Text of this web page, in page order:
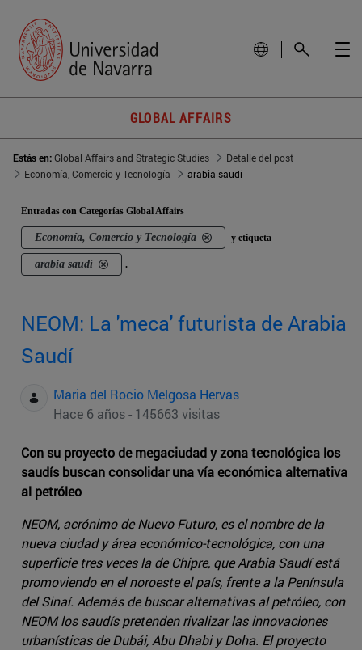
GLOBAL AFFAIRS
Estás en:Global Affairs and Strategic Studies
Detalle del post
Economía, Comercio y Tecnología
arabia saudí
Entradas con Categorías Global Affairs
Economía, Comercio y Tecnología y etiqueta
arabia saudí .
NEOM: La 'meca' futurista de Arabia
Saudí
Maria del Rocio Melgosa Hervas
Hace 6 años - 145663 visitas
Con su proyecto de megaciudad y zona tecnológica los
saudís buscan consolidar una vía económica alternativa
al petróleo
NEOM, acrónimo de Nuevo Futuro, es el nombre de la
nueva ciudad y área económico-tecnológica, con una
superficie tres veces la de Chipre, que Arabia Saudí está
promoviendo en el noroeste el país, frente a la Península
del Sinaí. Además de buscar alternativas al petróleo, con
NEOM los saudís pretenden rivalizar las innovaciones
urbanísticas de Dubái, Abu Dhabi y Doha. El proyecto